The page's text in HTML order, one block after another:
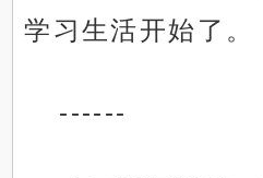
学习生活开始了。
------